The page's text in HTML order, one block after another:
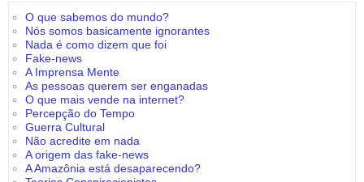
O que sabemos do mundo?
Nós somos basicamente ignorantes
Nada é como dizem que foi
Fake-news
A Imprensa Mente
As pessoas querem ser enganadas
O que mais vende na internet?
Percepção do Tempo
Guerra Cultural
Não acredite em nada
A origem das fake-news
A Amazônia está desaparecendo?